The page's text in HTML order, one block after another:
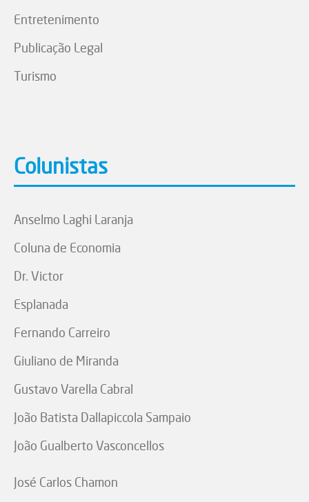
Entretenimento
Publicação Legal
Turismo
Colunistas
Anselmo Laghi Laranja
Coluna de Economia
Dr. Victor
Esplanada
Fernando Carreiro
Giuliano de Miranda
Gustavo Varella Cabral
João Batista Dallapiccola Sampaio
João Gualberto Vasconcellos
José Carlos Chamon